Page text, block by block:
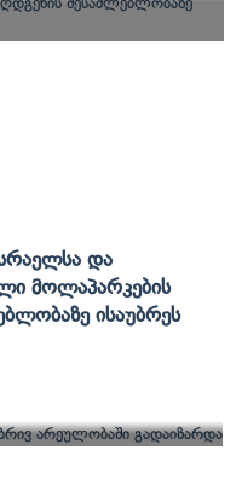
Და
Მოლაპარკების
Ისაუბრეს